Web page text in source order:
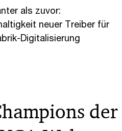
als zuvor:
neuer Treiber für
Digitalisierung